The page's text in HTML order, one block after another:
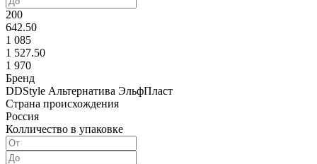
200
642.50
1 085
1 527.50
1 970
Бренд
DDStyle Альтернатива ЭльфПласт
Страна происхождения
Россия
Колличество в упаковке